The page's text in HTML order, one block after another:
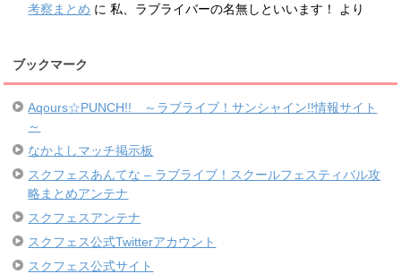
考察まとめ に私、ラブライバーの名無しといいます！ より
ブックマーク
Aqours☆PUNCH!! ～ラブライブ！サンシャイン!!情報サイト
～
なかよしマッチ掲示板
スクフェスあんてな – ラブライブ！スクールフェスティバル攻
略まとめアンテナ
スクフェスアンテナ
スクフェス公式Twitterアカウント
スクフェス公式サイト